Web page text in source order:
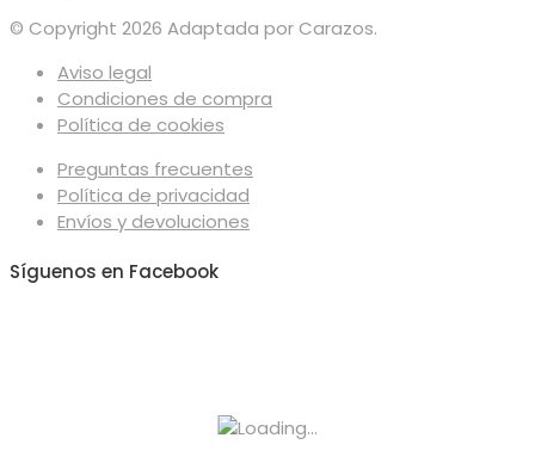
© Copyright 2026 Adaptada por Carazos.
Aviso legal
Condiciones de compra
Política de cookies
Preguntas frecuentes
Política de privacidad
Envíos y devoluciones
Síguenos en Facebook